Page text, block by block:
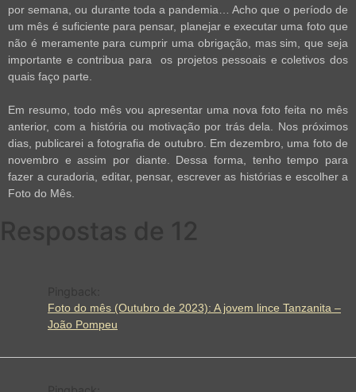
por semana, ou durante toda a pandemia… Acho que o período de
um mês é suficiente para pensar, planejar e executar uma foto que
não é meramente para cumprir uma obrigação, mas sim, que seja
importante e contribua para os projetos pessoais e coletivos dos
quais faço parte.
Em resumo, todo mês vou apresentar uma nova foto feita no mês
anterior, com a história ou motivação por trás dela. Nos próximos
dias, publicarei a fotografia de outubro. Em dezembro, uma foto de
novembro e assim por diante. Dessa forma, tenho tempo para
fazer a curadoria, editar, pensar, escrever as histórias e escolher a
Foto do Mês.
Foto do mês (Outubro de 2023): A jovem lince Tanzanita –
João Pompeu